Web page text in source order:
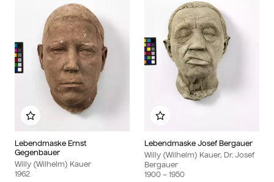
Lebendmaske Ernst
Gegenbauer
Willy (Wilhelm) Kauer
1962
Zu meinem Album hinzufügen
Lebendmaske Josef Bergauer
Willy (Wilhelm) Kauer, Dr. Josef
Bergauer
1900 – 1950
Zu meinem Album